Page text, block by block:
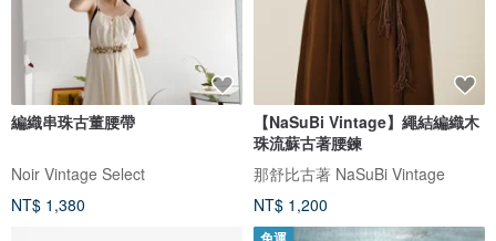
編織串珠古董腰帶
Noir Vintage Select
NT$ 1,380
【NaSuBi Vintage】繩結編織木
珠流蘇古著腰鍊
那舒比古著 NaSuBi Vintage
NT$ 1,200